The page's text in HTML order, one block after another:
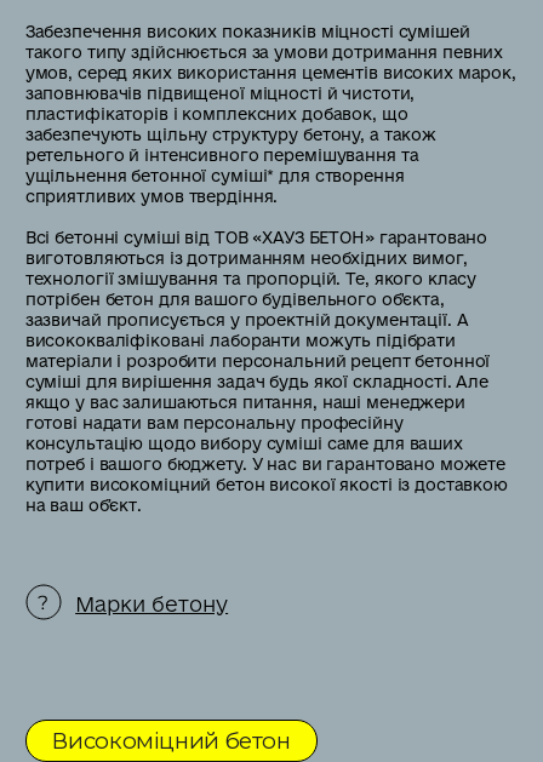
Забезпечення високих показників міцності сумішей
такого типу здійснюється за умови дотримання певних
умов, серед яких використання цементів високих марок,
заповнювачів підвищеної міцності й чистоти,
пластифікаторів і комплексних добавок, що
забезпечують щільну структуру бетону, а також
ретельного й інтенсивного перемішування та
ущільнення бетонної суміші* для створення
сприятливих умов твердіння.
Всі бетонні суміші від ТОВ «ХАУЗ БЕТОН» гарантовано
виготовляються із дотриманням необхідних вимог,
технології змішування та пропорцій. Те, якого класу
потрібен бетон для вашого будівельного об'єкта,
зазвичай прописується у проектній документації. А
висококваліфіковані лаборанти можуть підібрати
матеріали і розробити персональний рецепт бетонної
суміші для вирішення задач будь якої складності. Але
якщо у вас залишаються питання, наші менеджери
готові надати вам персональну професійну
консультацію щодо вибору суміші саме для ваших
потреб і вашого бюджету. У нас ви гарантовано можете
купити високоміцний бетон високої якості із доставкою
на ваш обʼєкт.
Марки бетону
Високоміцний бетон